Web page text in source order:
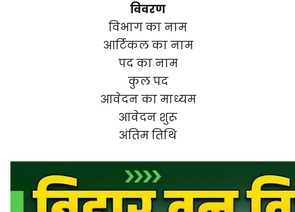
विवरण
विभाग का नाम
आर्टिकल का नाम
पद का नाम
कुल पद
आवेदन का माध्यम
आवेदन शुरू
अंतिम तिथि